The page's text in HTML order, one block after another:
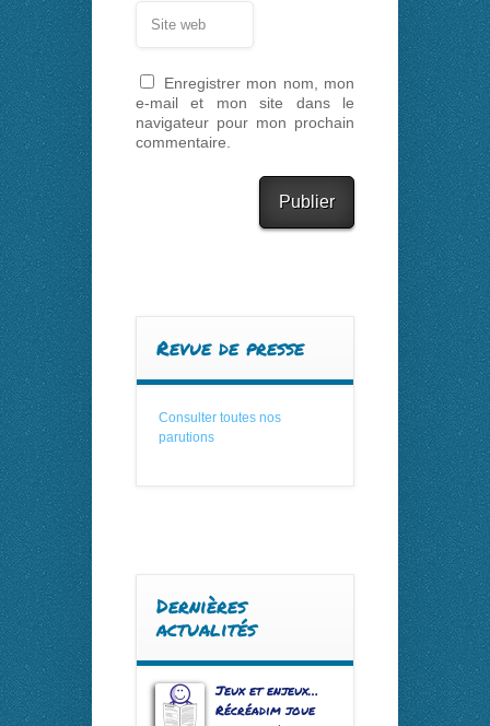
Enregistrer mon nom, mon
e-mail et mon site dans le
navigateur pour mon prochain
commentaire.
Revue de presse
Consulter toutes nos
parutions
Dernières
actualités
Jeux et enjeux…
Récréadim joue